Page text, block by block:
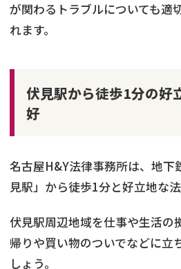
が関わるトラブルについても適
れます。
伏見駅から徒歩1分の好
好
名古屋H&Y法律事務所は​、地下
見駅」から徒歩1分と好立地な法
伏見駅周辺地域を仕事や生活の
帰りや買い物のついでなどに立
しょう。